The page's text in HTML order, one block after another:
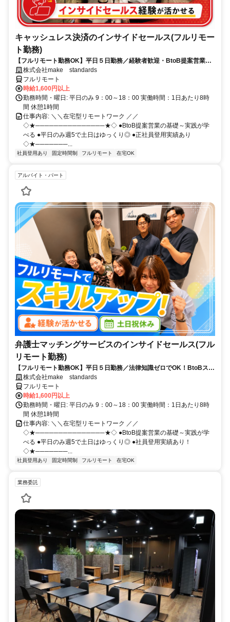
キャッシュレス決済のインサイドセールス(フルリモー
ト勤務)
【フルリモート勤務OK】平日５日勤務／経験者歓迎・BtoB提案営業で
スキルアップ
株式会社make standards
フルリモート
時給1,600円以上
勤務時間・曜日: 平日のみ 9：00～18：00 実働時間：1日あたり8時
間 休憩1時間
仕事内容: ＼＼在宅型リモートワーク ／／
◇★───────────────★◇ ●BtoB提案営業の基礎～実践が学
べる ●平日のみ週5で土日はゆっくり◎ ●正社員登用実績あり
◇★───────...
社員登用あり 固定時間制 フルリモート 在宅OK
アルバイト・パート
弁護士マッチングサービスのインサイドセールス(フル
リモート勤務)
【フルリモート勤務OK】平日５日勤務／法律知識ゼロでOK！BtoBスキ
ルが身につく営業職
株式会社make standards
フルリモート
時給1,600円以上
勤務時間・曜日: 平日のみ 9：00～18：00 実働時間：1日あたり8時
間 休憩1時間
仕事内容: ＼＼在宅型リモートワーク ／／
◇★───────────────★◇ ●BtoB提案営業の基礎～実践が学
べる ●平日のみ週5で土日はゆっくり◎ ●社員登用実績あり！
◇★───────...
社員登用あり 固定時間制 フルリモート 在宅OK
業務委託